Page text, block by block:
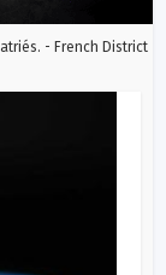
- French District